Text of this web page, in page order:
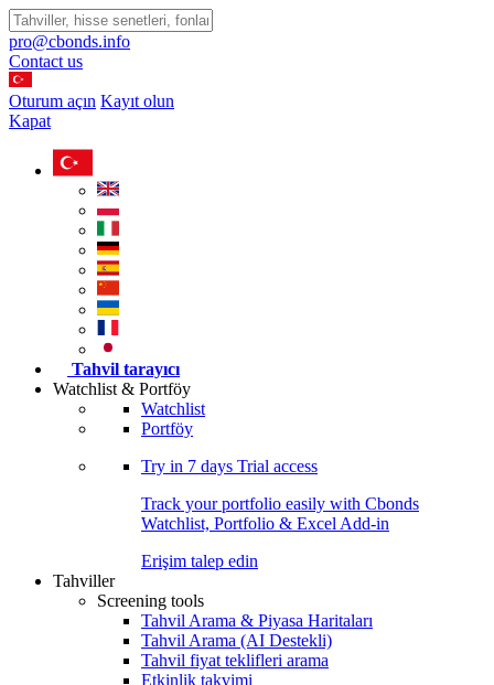
pro@cbonds.info
Contact us
Oturum açın Kayıt olun
Kapat
Tahvil tarayıcı
Watchlist & Portföy
Watchlist
Portföy
Try in 7 days Trial access
Track your portfolio easily with Cbonds
Watchlist, Portfolio & Excel Add-in
Erişim talep edin
Tahviller
Screening tools
Tahvil Arama & Piyasa Haritaları
Tahvil Arama (AI Destekli)
Tahvil fiyat teklifleri arama
Etkinlik takvimi